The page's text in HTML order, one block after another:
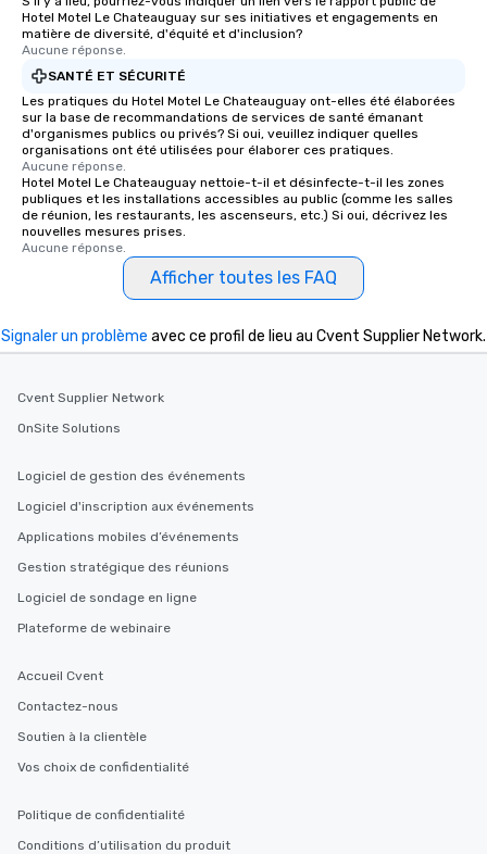
Hotel Motel Le Chateauguay sur ses initiatives et engagements en
matière de diversité, d'équité et d'inclusion?
Aucune réponse.
SANTÉ ET SÉCURITÉ
Les pratiques du Hotel Motel Le Chateauguay ont-elles été élaborées
sur la base de recommandations de services de santé émanant
d'organismes publics ou privés? Si oui, veuillez indiquer quelles
organisations ont été utilisées pour élaborer ces pratiques.
Aucune réponse.
Hotel Motel Le Chateauguay nettoie-t-il et désinfecte-t-il les zones
publiques et les installations accessibles au public (comme les salles
de réunion, les restaurants, les ascenseurs, etc.) Si oui, décrivez les
nouvelles mesures prises.
Aucune réponse.
Afficher toutes les FAQ
Signaler un problème avec ce profil de lieu au Cvent Supplier Network.
Cvent Supplier Network
OnSite Solutions
Logiciel de gestion des événements
Logiciel d'inscription aux événements
Applications mobiles d’événements
Gestion stratégique des réunions
Logiciel de sondage en ligne
Plateforme de webinaire
Accueil Cvent
Contactez-nous
Soutien à la clientèle
Vos choix de confidentialité
Politique de confidentialité
Conditions d’utilisation du produit